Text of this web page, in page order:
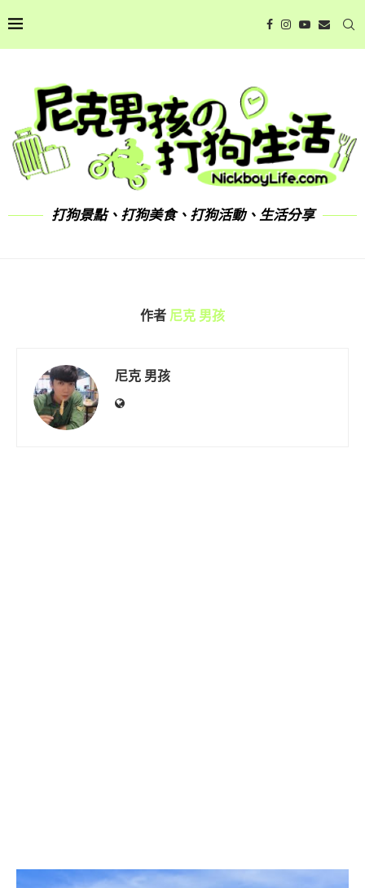
打狗景點、打狗美食、打狗活動、生活分享
作者 尼克 男孩
尼克 男孩